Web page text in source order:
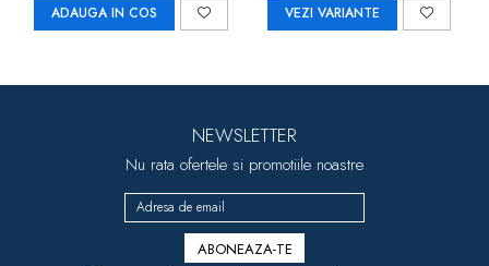
ADAUGA IN COS VEZI VARIANTE
NEWSLETTER
Nu rata ofertele si promotiile noastre